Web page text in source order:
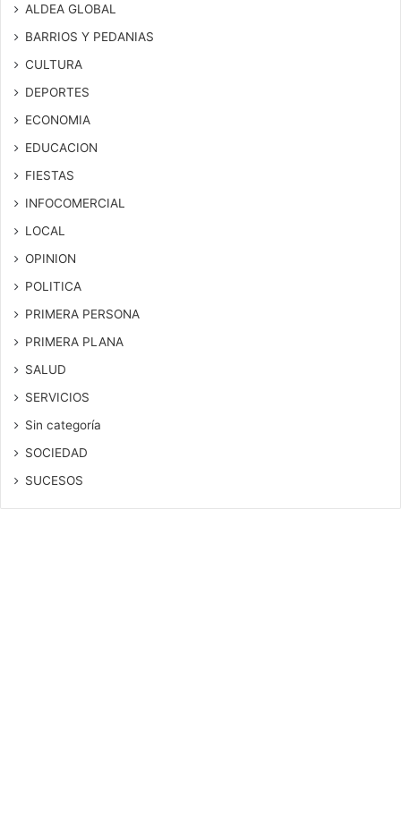
ALDEA GLOBAL
BARRIOS Y PEDANIAS
CULTURA
DEPORTES
ECONOMIA
EDUCACION
FIESTAS
INFOCOMERCIAL
LOCAL
OPINION
POLITICA
PRIMERA PERSONA
PRIMERA PLANA
SALUD
SERVICIOS
Sin categoría
SOCIEDAD
SUCESOS